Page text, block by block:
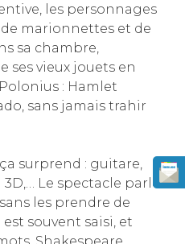
les personnages
marionnettes et de
sa chambre,
ses vieux jouets en
: Hamlet
sans jamais trahir
surprend : guitare,
Le spectacle parle
les prendre de
souvent saisi, et
Shakespeare